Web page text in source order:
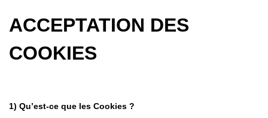
ACCEPTATION DES
COOKIES
1) Qu’est-ce que les Cookies ?